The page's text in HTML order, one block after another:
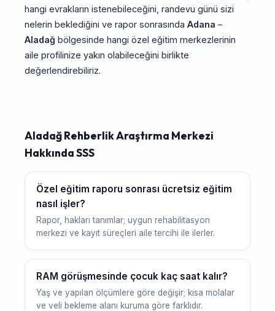
hangi evrakların istenebileceğini, randevu günü sizi
nelerin beklediğini ve rapor sonrasında Adana –
Aladağ bölgesinde hangi özel eğitim merkezlerinin
aile profilinize yakın olabileceğini birlikte
değerlendirebiliriz.
Aladağ Rehberlik Araştırma Merkezi
Hakkında SSS
Özel eğitim raporu sonrası ücretsiz eğitim
nasıl işler?
Rapor, hakları tanımlar; uygun rehabilitasyon
merkezi ve kayıt süreçleri aile tercihi ile ilerler.
RAM görüşmesinde çocuk kaç saat kalır?
Yaş ve yapılan ölçümlere göre değişir; kısa molalar
ve veli bekleme alanı kuruma göre farklıdır.